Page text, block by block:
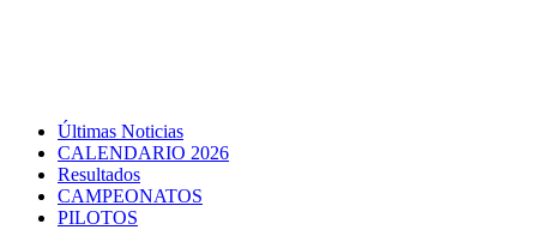
Últimas Noticias
CALENDARIO 2026
Resultados
CAMPEONATOS
PILOTOS